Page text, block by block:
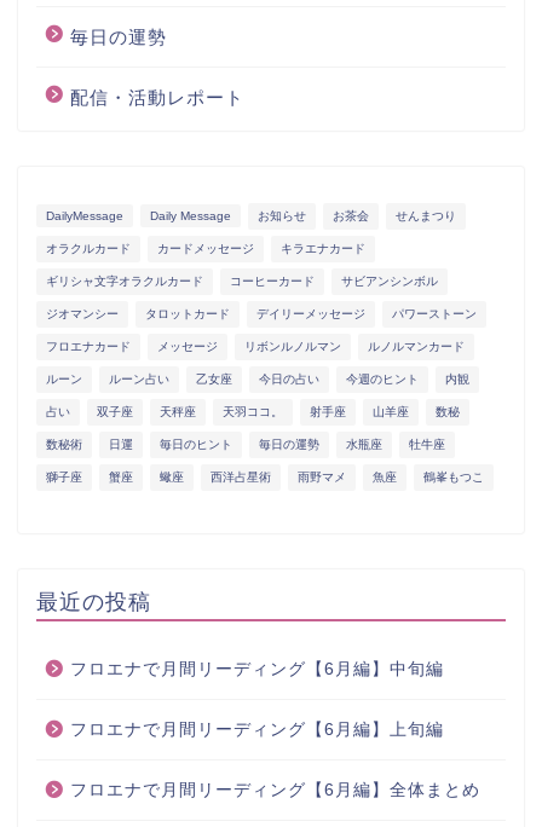
毎日の運勢
配信・活動レポート
DailyMessage Daily Message お知らせ お茶会 せんまつり
オラクルカード カードメッセージ キラエナカード
ギリシャ文字オラクルカード コーヒーカード サビアンシンボル
ジオマンシー タロットカード デイリーメッセージ パワーストーン
フロエナカード メッセージ リボンルノルマン ルノルマンカード
ルーン ルーン占い 乙女座 今日の占い 今週のヒント 内観
占い 双子座 天秤座 天羽ココ。 射手座 山羊座 数秘
数秘術 日運 毎日のヒント 毎日の運勢 水瓶座 牡牛座
獅子座 蟹座 蠍座 西洋占星術 雨野マメ 魚座 鶴峯もつこ
最近の投稿
フロエナで月間リーディング【6月編】中旬編
フロエナで月間リーディング【6月編】上旬編
フロエナで月間リーディング【6月編】全体まとめ